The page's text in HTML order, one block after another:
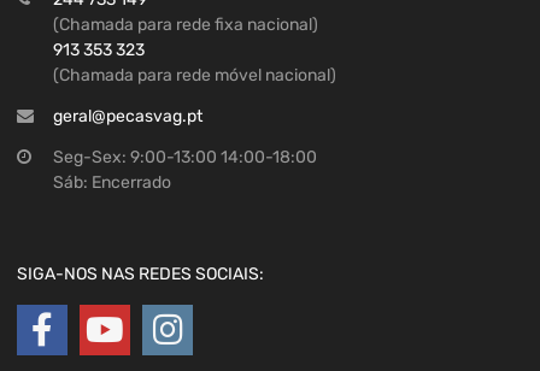
(Chamada para rede fixa nacional)
913 353 323
(Chamada para rede móvel nacional)
geral@pecasvag.pt
Seg-Sex: 9:00-13:00 14:00-18:00
Sáb: Encerrado
SIGA-NOS NAS REDES SOCIAIS: